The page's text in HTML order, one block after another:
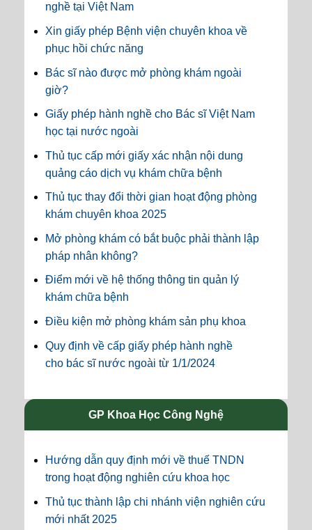
nghề tại Việt Nam
Xin giấy phép Bệnh viện chuyên khoa về
phục hồi chức năng
Bác sĩ nào được mở phòng khám ngoài
giờ?
Giấy phép hành nghề cho Bác sĩ Việt Nam
học tại nước ngoài
Thủ tục cấp mới giấy xác nhận nội dung
quảng cáo dịch vụ khám chữa bệnh
Thủ tục thay đổi thời gian hoạt động phòng
khám chuyên khoa 2025
Mở phòng khám có bắt buộc phải thành lập
pháp nhân không?
Điểm mới về hệ thống thông tin quản lý
khám chữa bệnh
Điều kiện mở phòng khám sản phụ khoa
Quy định về cấp giấy phép hành nghề
cho bác sĩ nước ngoài từ 1/1/2024
GP Khoa Học Công Nghệ
Hướng dẫn quy định mới về thuế TNDN
trong hoạt động nghiên cứu khoa học
Thủ tục thành lập chi nhánh viện nghiên cứu
mới nhất 2025